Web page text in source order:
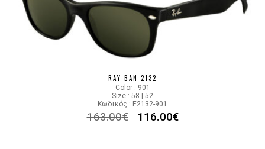
RAY-BAN 2132
Color : 901
Size : 58 | 52
Κωδικός : E2132-901
163.00€ 116.00€